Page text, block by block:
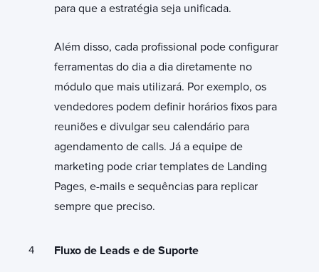
para que a estratégia seja unificada.
Além disso, cada profissional pode configurar
ferramentas do dia a dia diretamente no
módulo que mais utilizará. Por exemplo, os
vendedores podem definir horários fixos para
reuniões e divulgar seu calendário para
agendamento de calls. Já a equipe de
marketing pode criar templates de Landing
Pages, e-mails e sequências para replicar
sempre que preciso.
Fluxo de Leads e de Suporte